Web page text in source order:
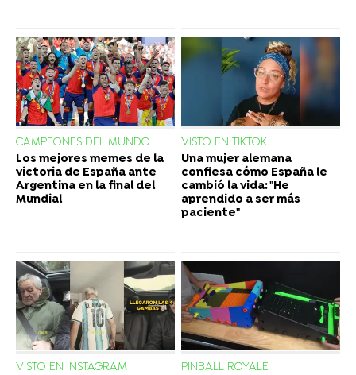
CAMPEONES DEL MUNDO
Los mejores memes de la
victoria de España ante
Argentina en la final del
Mundial
VISTO EN TIKTOK
Una mujer alemana
confiesa cómo España le
cambió la vida: "He
aprendido a ser más
paciente"
VISTO EN INSTAGRAM
PINBALL ROYALE